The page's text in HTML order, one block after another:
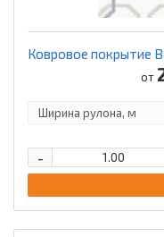
Ковровое покрытие
от
-